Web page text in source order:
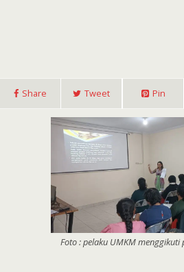
Share Tweet Pin
Foto : pelaku UMKM menggikuti